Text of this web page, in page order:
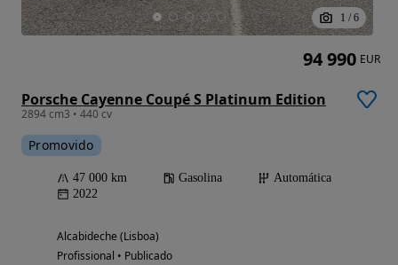
1 / 6
Porsche Cayenne Coupé S Platinum Edition
2894 cm3 • 440 cv
Promovido
47 000 km Gasolina
Automática
2022
Alcabideche (Lisboa)
Profissional • Publicado
94 990 EUR